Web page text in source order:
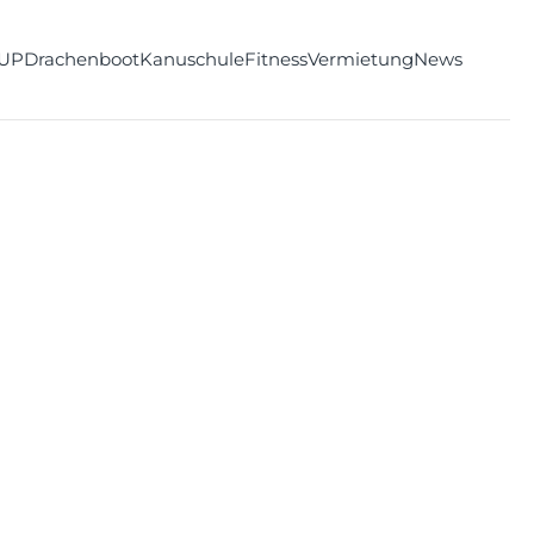
DrachenbootKanuschuleFitnessVermietungNews